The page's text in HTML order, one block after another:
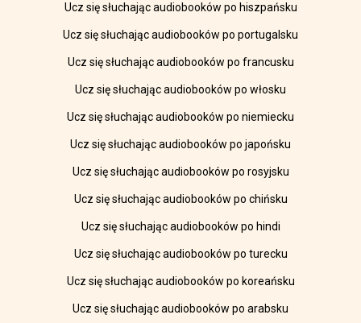
Ucz się słuchając audiobooków po hiszpańsku
Ucz się słuchając audiobooków po portugalsku
Ucz się słuchając audiobooków po francusku
Ucz się słuchając audiobooków po włosku
Ucz się słuchając audiobooków po niemiecku
Ucz się słuchając audiobooków po japońsku
Ucz się słuchając audiobooków po rosyjsku
Ucz się słuchając audiobooków po chińsku
Ucz się słuchając audiobooków po hindi
Ucz się słuchając audiobooków po turecku
Ucz się słuchając audiobooków po koreańsku
Ucz się słuchając audiobooków po arabsku